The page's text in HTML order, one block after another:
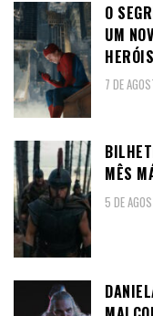
O
UM
7 DE
MÊS
5 DE